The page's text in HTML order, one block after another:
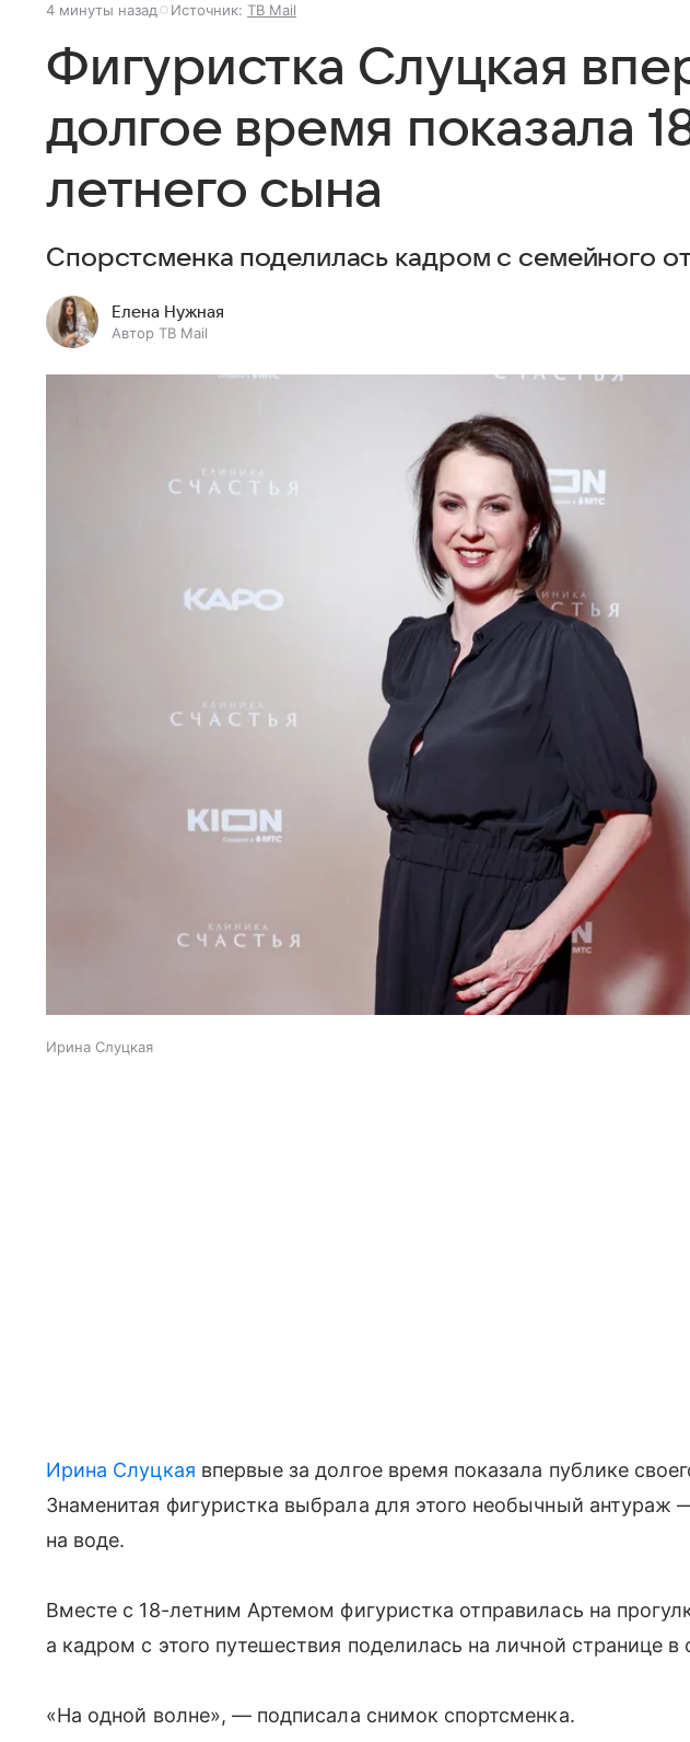
4 минуты назад Источник: ТВ Mail
Фигуристка Слуцкая
долгое время показала
летнего сына
Спорстсменка поделилась кадром с семейного
Елена Нужная
Автор ТВ Mail
Ирина Слуцкая
Ирина Слуцкая впервые за долгое время показала публике
Знаменитая фигуристка выбрала для этого необычный антураж
на воде.
Вместе с 18-летним Артемом фигуристка отправилась на
а кадром с этого путешествия поделилась на личной странице в
«На одной волне», — подписала снимок спортсменка.